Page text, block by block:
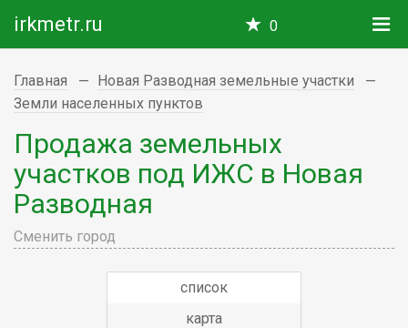
irkmetr.ru 0
Главная
Новая Разводная земельные участки
Земли населенных пунктов
Продажа земельных
участков под ИЖС в Новая
Разводная
Сменить город
список
карта